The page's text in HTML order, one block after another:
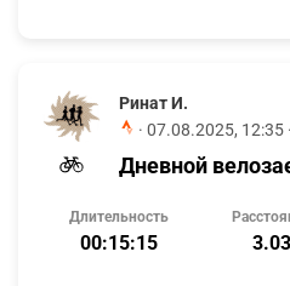
Ринат И.
· 07.08.2025, 12:35
Дневной
Длительность
00:15:15 3.03